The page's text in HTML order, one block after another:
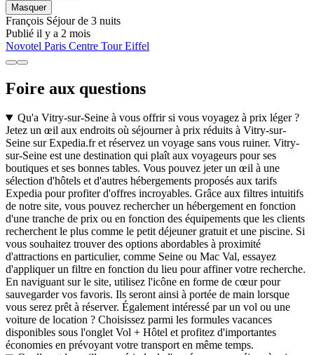
Masquer
François Séjour de 3 nuits
Publié il y a 2 mois
Novotel Paris Centre Tour Eiffel
Foire aux questions
Qu'a Vitry-sur-Seine à vous offrir si vous voyagez à prix léger ?
Jetez un œil aux endroits où séjourner à prix réduits à Vitry-sur-
Seine sur Expedia.fr et réservez un voyage sans vous ruiner. Vitry-
sur-Seine est une destination qui plaît aux voyageurs pour ses
boutiques et ses bonnes tables. Vous pouvez jeter un œil à une
sélection d'hôtels et d'autres hébergements proposés aux tarifs
Expedia pour profiter d'offres incroyables. Grâce aux filtres intuitifs
de notre site, vous pouvez rechercher un hébergement en fonction
d'une tranche de prix ou en fonction des équipements que les clients
recherchent le plus comme le petit déjeuner gratuit et une piscine. Si
vous souhaitez trouver des options abordables à proximité
d'attractions en particulier, comme Seine ou Mac Val, essayez
d'appliquer un filtre en fonction du lieu pour affiner votre recherche.
En naviguant sur le site, utilisez l'icône en forme de cœur pour
sauvegarder vos favoris. Ils seront ainsi à portée de main lorsque
vous serez prêt à réserver. Également intéressé par un vol ou une
voiture de location ? Choisissez parmi les formules vacances
disponibles sous l'onglet Vol + Hôtel et profitez d'importantes
économies en prévoyant votre transport en même temps.